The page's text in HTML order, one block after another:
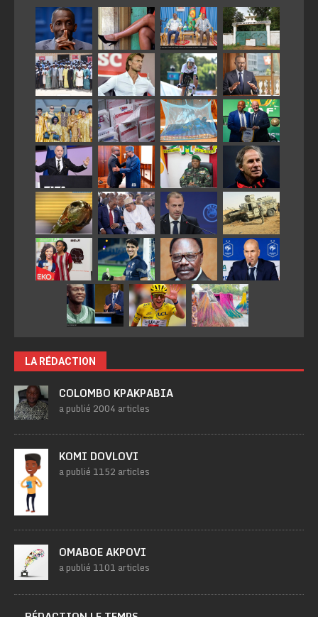
LA RÉDACTION
COLOMBO KPAKPABIA
a publié 2004 articles
KOMI DOVLOVI
a publié 1152 articles
OMABOE AKPOVI
a publié 1101 articles